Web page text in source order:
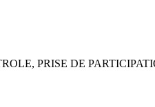
PRISE DE